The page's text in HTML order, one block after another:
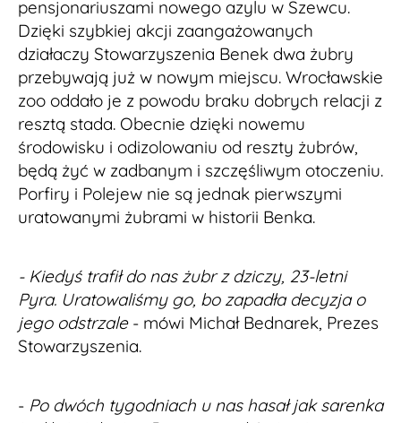
pensjonariuszami nowego azylu w Szewcu.
Dzięki szybkiej akcji zaangażowanych
działaczy Stowarzyszenia Benek dwa żubry
przebywają już w nowym miejscu. Wrocławskie
zoo oddało je z powodu braku dobrych relacji z
resztą stada. Obecnie dzięki nowemu
środowisku i odizolowaniu od reszty żubrów,
będą żyć w zadbanym i szczęśliwym otoczeniu.
Porfiry i Polejew nie są jednak pierwszymi
uratowanymi żubrami w historii Benka.
- Kiedyś trafił do nas żubr z dziczy, 23-letni
Pyra. Uratowaliśmy go, bo zapadła decyzja o
jego odstrzale- mówi Michał Bednarek, Prezes
Stowarzyszenia.
- Po dwóch tygodniach u nas hasał jak sarenka